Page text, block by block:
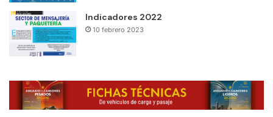
Indicadores 2022
10 febrero 2023